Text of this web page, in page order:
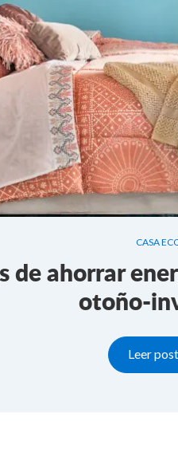
CASA
de ahorrar
otoño-
Leer post